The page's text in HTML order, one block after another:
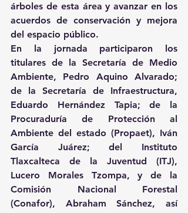
árboles de esta área y avanzar en los
acuerdos de conservación y mejora
del espacio público.
En la jornada participaron los
titulares de la Secretaría de Medio
Ambiente, Pedro Aquino Alvarado;
de la Secretaría de Infraestructura,
Eduardo Hernández Tapia; de la
Procuraduría de Protección al
Ambiente del estado (Propaet), Iván
García Juárez; del Instituto
Tlaxcalteca de la Juventud (ITJ),
Lucero Morales Tzompa, y de la
Comisión Nacional Forestal
(Conafor), Abraham Sánchez, así